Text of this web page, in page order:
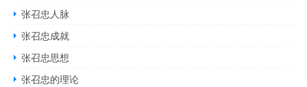
张召忠人脉
张召忠成就
张召忠思想
张召忠的理论